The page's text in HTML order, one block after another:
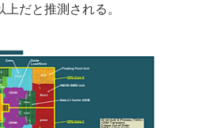
だと推測される。